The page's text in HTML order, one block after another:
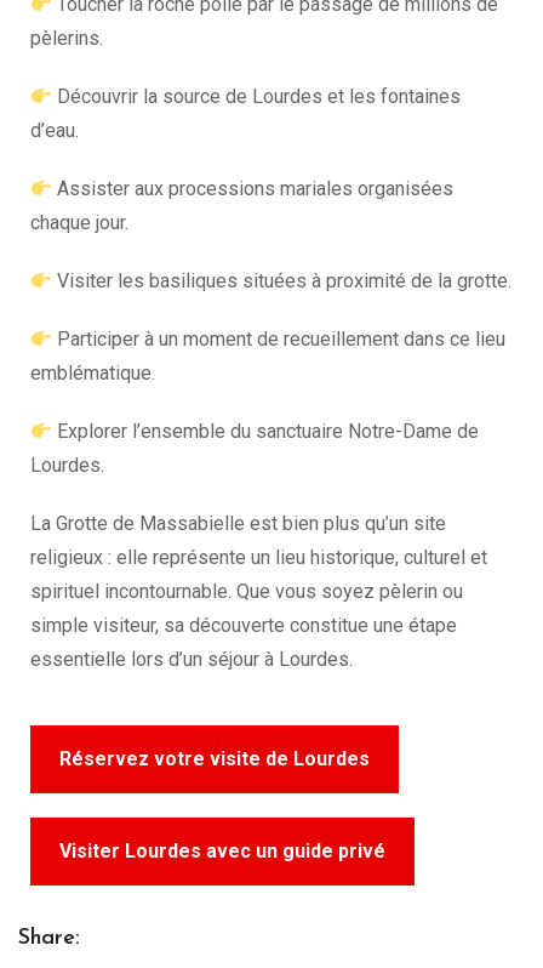
pèlerins.
Découvrir la source de Lourdes et les fontaines
d’eau.
Assister aux processions mariales organisées
chaque jour.
Visiter les basiliques situées à proximité de la grotte.
Participer à un moment de recueillement dans ce lieu
emblématique.
Explorer l’ensemble du sanctuaire Notre-Dame de
Lourdes.
La Grotte de Massabielle est bien plus qu’un site
religieux : elle représente un lieu historique, culturel et
spirituel incontournable. Que vous soyez pèlerin ou
simple visiteur, sa découverte constitue une étape
essentielle lors d’un séjour à Lourdes.
Réservez votre visite de Lourdes
Visiter Lourdes avec un guide privé
Share: